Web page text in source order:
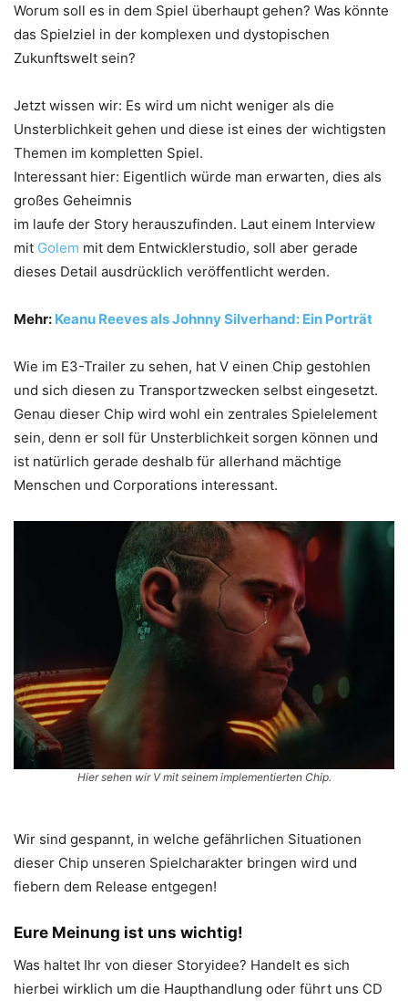
Worum soll es in dem Spiel überhaupt gehen? Was könnte
das Spielziel in der komplexen und dystopischen
Zukunftswelt sein?
Jetzt wissen wir: Es wird um nicht weniger als die
Unsterblichkeit gehen und diese ist eines der wichtigsten
Themen im kompletten Spiel.
Interessant hier: Eigentlich würde man erwarten, dies als
großes Geheimnis
im laufe der Story herauszufinden. Laut einem Interview
mit Golem mit dem Entwicklerstudio, soll aber gerade
dieses Detail ausdrücklich veröffentlicht werden.
Mehr: Keanu Reeves als Johnny Silverhand: Ein Porträt
Wie im E3-Trailer zu sehen, hat V einen Chip gestohlen
und sich diesen zu Transportzwecken selbst eingesetzt.
Genau dieser Chip wird wohl ein zentrales Spielelement
sein, denn er soll für Unsterblichkeit sorgen können und
ist natürlich gerade deshalb für allerhand mächtige
Menschen und Corporations interessant.
Hier sehen wir V mit seinem implementierten Chip.
Wir sind gespannt, in welche gefährlichen Situationen
dieser Chip unseren Spielcharakter bringen wird und
fiebern dem Release entgegen!
Eure Meinung ist uns wichtig!
Was haltet Ihr von dieser Storyidee? Handelt es sich
hierbei wirklich um die Haupthandlung oder führt uns CD